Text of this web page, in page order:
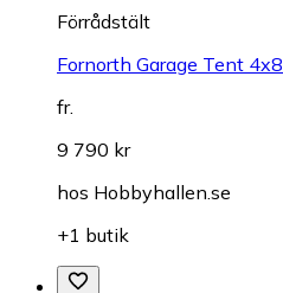
Förrådstält
Fornorth Garage Tent
fr.
9 790 kr
hos Hobbyhallen.se
+1 butik